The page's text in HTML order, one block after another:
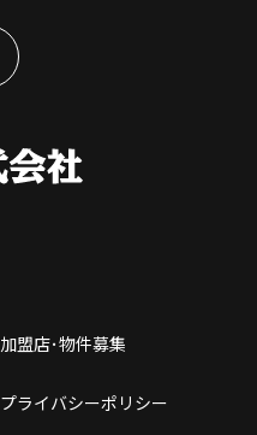
加盟店･物件募集
プライバシーポリシー